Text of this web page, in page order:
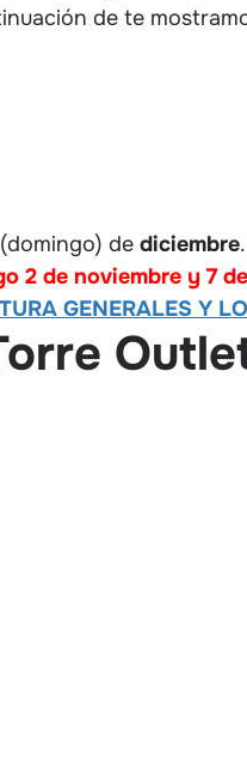
de te
(domingo) de diciembre.
2 de noviembre y 7
GENERALES Y